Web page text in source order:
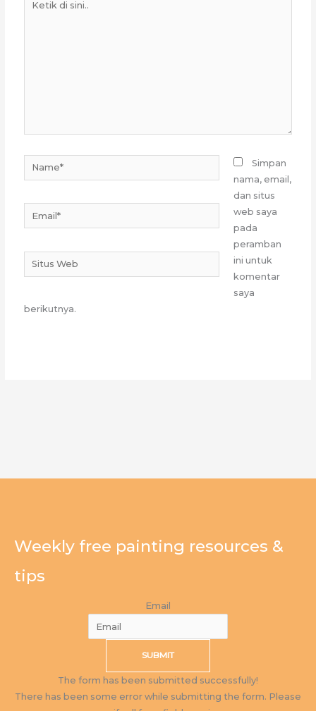
Name*
Email*
Situs
Web
Simpan
nama, email,
dan situs
web saya
pada
peramban
ini untuk
komentar
saya
berikutnya.
Weekly free painting resources &
tips
Email
SUBMIT
The form has been submitted successfully!
There has been some error while submitting the form. Please